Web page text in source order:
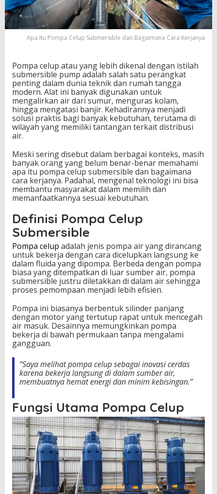
r
s
l
a
n
B
a
g
a
i
m
a
C
a
r
a
K
r
j
a
n
y
a
Apa Itu Pompa Celup Submersible dan Bagaimana Cara Kerjanya
Pompa celup atau yang lebih dikenal dengan istilah
submersible pump adalah salah satu perangkat
penting dalam dunia teknik dan rumah tangga
modern. Alat ini banyak digunakan untuk
mengalirkan air dari sumur, menguras kolam,
hingga mengatasi banjir. Kehadirannya menjadi
solusi praktis bagi banyak kebutuhan, terutama di
wilayah yang memiliki tantangan terkait distribusi
air.
Meski sering disebut dalam berbagai konteks, masih
banyak orang yang belum benar-benar memahami
apa itu pompa celup submersible dan bagaimana
cara kerjanya. Padahal, mengenal teknologi ini bisa
membantu masyarakat dalam memilih dan
memanfaatkannya sesuai kebutuhan.
Definisi Pompa Celup
Submersible
Pompa celup adalah jenis pompa air yang dirancang
untuk bekerja dengan cara dicelupkan langsung ke
dalam fluida yang dipompa. Berbeda dengan pompa
biasa yang ditempatkan di luar sumber air, pompa
submersible justru diletakkan di dalam air sehingga
proses pemompaan menjadi lebih efisien.
Pompa ini biasanya berbentuk silinder panjang
dengan motor yang tertutup rapat untuk mencegah
air masuk. Desainnya memungkinkan pompa
bekerja di bawah permukaan tanpa mengalami
gangguan.
“Saya melihat pompa celup sebagai inovasi cerdas
karena bekerja langsung di dalam sumber air,
membuatnya hemat energi dan minim kebisingan.”
Fungsi Utama Pompa Celup